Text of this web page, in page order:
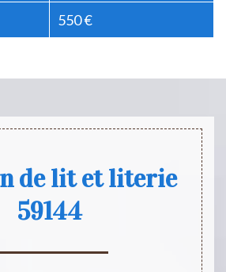
550 €
de lit et literie
59144